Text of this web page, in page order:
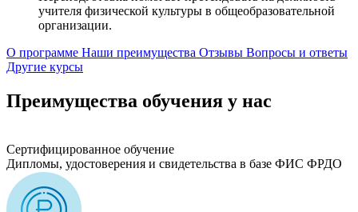
учителя физической культуры в общеобразовательной
организации.
О программе Наши преимущества Отзывы Вопросы и ответы
Другие курсы
Преимущества обучения у нас
Сертифицированное обучение
Дипломы, удостоверения и свидетельства в базе ФИС ФРДО